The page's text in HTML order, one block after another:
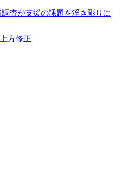
査が支援の課題を浮き彫りに
方修正